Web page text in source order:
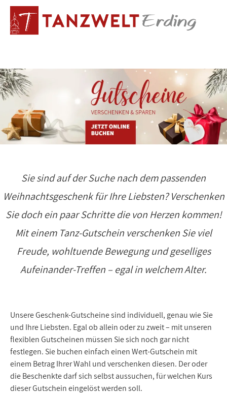
Sie sind auf der Suche nach dem passenden
Weihnachtsgeschenk für Ihre Liebsten? Verschenken
Sie doch ein paar Schritte die von Herzen kommen!
Mit einem Tanz-Gutschein verschenken Sie viel
Freude, wohltuende Bewegung und geselliges
Aufeinander-Treffen – egal in welchem Alter.
Unsere Geschenk-Gutscheine sind individuell, genau wie Sie
und Ihre Liebsten. Egal ob allein oder zu zweit – mit unseren
flexiblen Gutscheinen müssen Sie sich noch gar nicht
festlegen. Sie buchen einfach einen Wert-Gutschein mit
einem Betrag Ihrer Wahl und verschenken diesen. Der oder
die Beschenkte darf sich selbst aussuchen, für welchen Kurs
dieser Gutschein eingelöst werden soll.